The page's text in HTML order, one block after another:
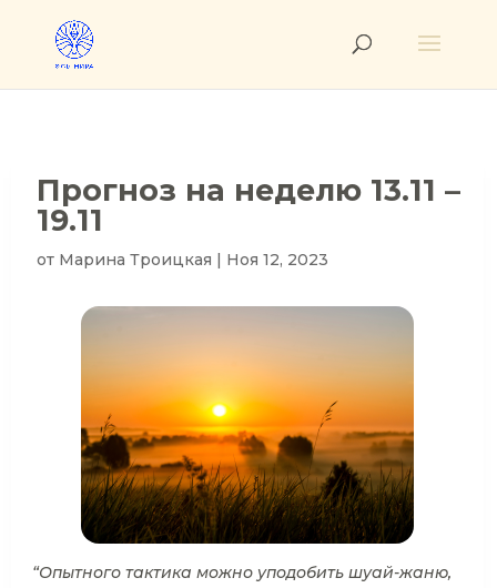
Прогноз на неделю 13.11 –
19.11
от Марина Троицкая | Ноя 12, 2023
“Опытного тактика можно уподобить шуай-жаню,